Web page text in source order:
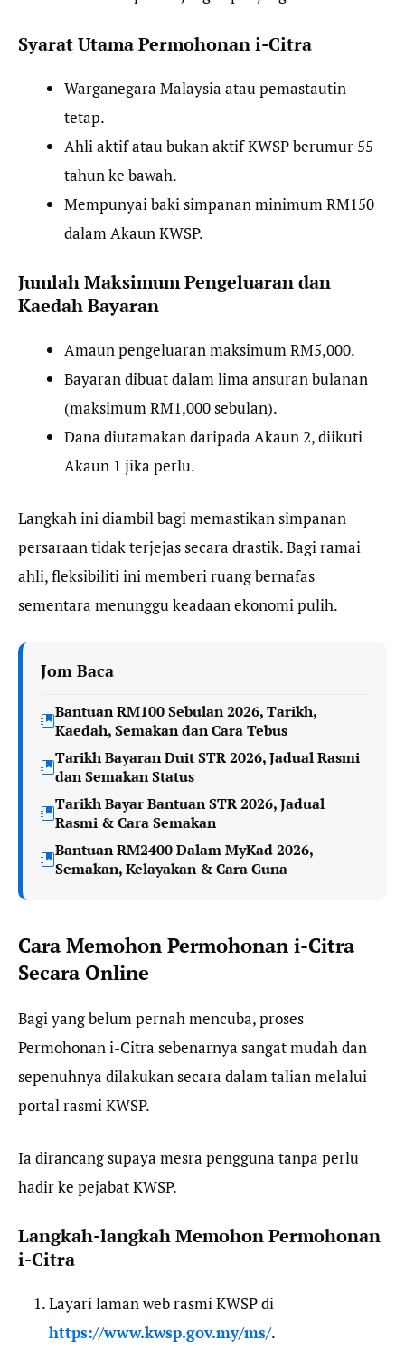
Syarat Utama Permohonan i-Citra
Warganegara Malaysia atau pemastautin
tetap.
Ahli aktif atau bukan aktif KWSP berumur 55
tahun ke bawah.
Mempunyai baki simpanan minimum RM150
dalam Akaun KWSP.
Jumlah Maksimum Pengeluaran dan
Kaedah Bayaran
Amaun pengeluaran maksimum RM5,000.
Bayaran dibuat dalam lima ansuran bulanan
(maksimum RM1,000 sebulan).
Dana diutamakan daripada Akaun 2, diikuti
Akaun 1 jika perlu.
Langkah ini diambil bagi memastikan simpanan
persaraan tidak terjejas secara drastik. Bagi ramai
ahli, fleksibiliti ini memberi ruang bernafas
sementara menunggu keadaan ekonomi pulih.
Jom Baca
Bantuan RM100 Sebulan 2026, Tarikh,
Kaedah, Semakan dan Cara Tebus
Tarikh Bayaran Duit STR 2026, Jadual Rasmi
dan Semakan Status
Tarikh Bayar Bantuan STR 2026, Jadual
Rasmi & Cara Semakan
Bantuan RM2400 Dalam MyKad 2026,
Semakan, Kelayakan & Cara Guna
Cara Memohon Permohonan i-Citra
Secara Online
Bagi yang belum pernah mencuba, proses
Permohonan i-Citra sebenarnya sangat mudah dan
sepenuhnya dilakukan secara dalam talian melalui
portal rasmi KWSP.
Ia dirancang supaya mesra pengguna tanpa perlu
hadir ke pejabat KWSP.
Langkah-langkah Memohon Permohonan
i-Citra
Layari laman web rasmi KWSP di
https://www.kwsp.gov.my/ms/.